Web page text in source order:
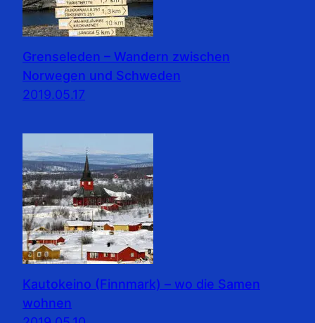
Grenseleden – Wandern zwischen
Norwegen und Schweden
2019.05.17
Kautokeino (Finnmark) – wo die Samen
wohnen